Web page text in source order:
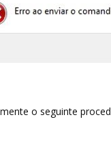
o seguinte